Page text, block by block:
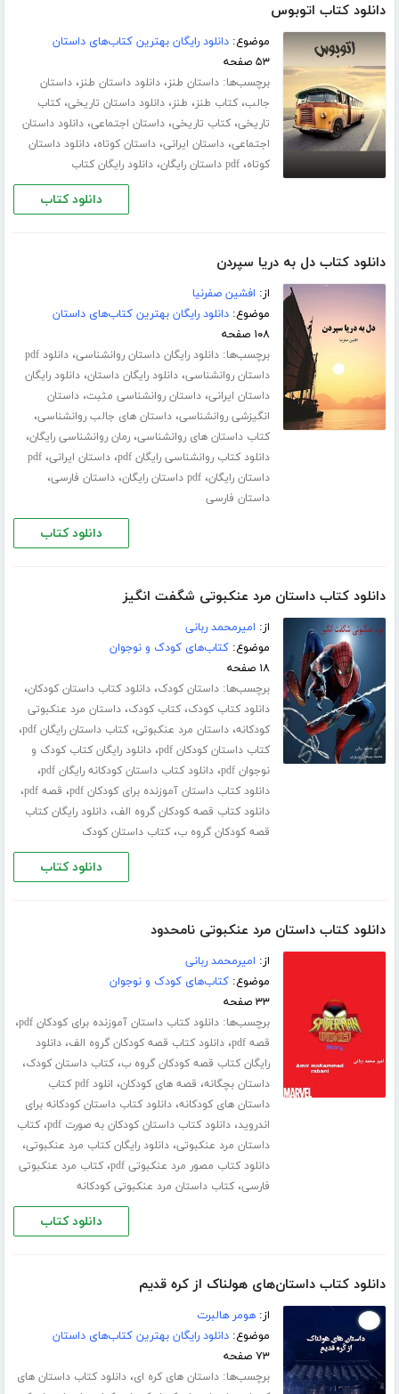
دانلود کتاب اتوبوس
موضوع:دانلود رایگان بهترین کتاب‌های داستان
۵۳ صفحه
برچسب‌ها:داستان طنز،دانلود داستان طنز،داستان
جالب،کتاب طنز، طنز،دانلود داستان تاریخی،کتاب
تاریخی،کتاب تاریخی،داستان اجتماعی،دانلود داستان
اجتماعی،داستان ایرانی،داستان کوتاه،دانلود داستان
کوتاه،pdf داستان رایگان ،دانلود رایگان کتاب
دانلود کتاب
دانلود کتاب دل به دریا سپردن
از: افشین صفرنیا
موضوع:دانلود رایگان بهترین کتاب‌های داستان
۱۰۸ صفحه
برچسب‌ها:دانلود رایگان داستان روانشناسی،
دانلود pdf
داستان روانشناسی،دانلود رایگان داستان،دانلود رایگان
داستان ایرانی،داستان روانشناسی مثبت،داستان
انگیزشی روانشناسی،داستان های جالب روانشناسی،
کتاب داستان های روانشناسی،رمان روانشناسی رایگان،
دانلود کتاب روانشناسی رایگان pdf ،داستان ایرانی،pdf
داستان رایگان،pdf داستان رایگان ،داستان فارسی،
داستان فارسی
دانلود کتاب
دانلود کتاب داستان مرد عنکبوتی شگفت انگیز
از: امیرمحمد ربانی
موضوع:کتاب‌های کودک و نوجوان
۱۸ صفحه
برچسب‌ها:داستان کودک،دانلود کتاب داستان کودکان،
دانلود کتاب کودک،کتاب کودک،داستان مرد عنکبوتی
کودکانه،داستان مرد عنکبوتی،کتاب داستان رایگان pdf ،
کتاب داستان کودکان pdf ،دانلود رایگان کتاب کودک و
نوجوان pdf
،دانلود کتاب داستان کودکانه رایگان pdf ،
دانلود کتاب داستان آموزنده برای کودکان pdf ، قصه pdf ،
دانلود کتاب قصه کودکان گروه الف،دانلود رایگان کتاب
قصه کودکان گروه ب،کتاب داستان کودک
دانلود کتاب
دانلود کتاب داستان مرد عنکبوتی نامحدود
از: امیرمحمد ربانی
موضوع:کتاب‌های کودک و نوجوان
۳۳ صفحه
برچسب‌ها:دانلود کتاب داستان آموزنده برای کودکان pdf ،
قصه pdf ،دانلود کتاب قصه کودکان گروه الف،دانلود
رایگان کتاب قصه کودکان گروه ب،کتاب داستان کودک،
داستان بچگانه، قصه های کودکان،
انلود pdf کتاب
داستان های کودکانه،دانلود کتاب داستان کودکانه برای
اندروید،دانلود کتاب داستان کودکان به صورت pdf ،کتاب
داستان مرد عنکبوتی،دانلود رایگان کتاب مرد عنکبوتی،
دانلود کتاب مصور مرد عنکبوتی pdf ،کتاب مرد عنکبوتی
فارسی،کتاب داستان مرد عنکبوتی کودکانه
دانلود کتاب
دانلود کتاب داستان‌های هولناک از کره قدیم
از:هومر هالبرت
موضوع:دانلود رایگان بهترین کتاب‌های داستان
۷۳ صفحه
برچسب‌ها:داستان های کره ای،دانلود کتاب داستان های